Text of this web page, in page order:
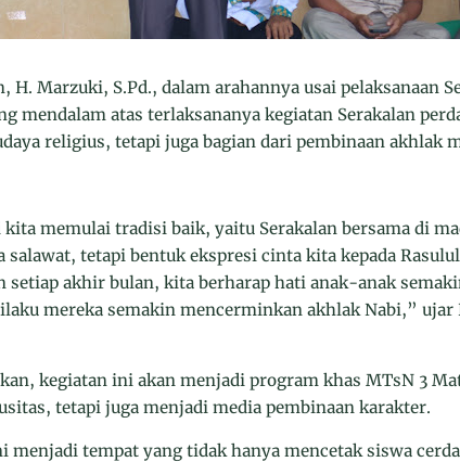
H. Marzuki, S.Pd., dalam arahannya usai pelaksanaan
mendalam atas terlaksananya kegiatan Serakalan
religius, tetapi juga bagian dari pembinaan akhlak
memulai tradisi baik, yaitu Serakalan bersama di
salawat, tetapi bentuk ekspresi cinta kita kepada
setiap akhir bulan, kita berharap hati anak-anak
mereka semakin mencerminkan akhlak Nabi,” ujar
kegiatan ini akan menjadi program khas MTsN 3
tetapi juga menjadi media pembinaan karakter.
tempat yang tidak hanya mencetak siswa